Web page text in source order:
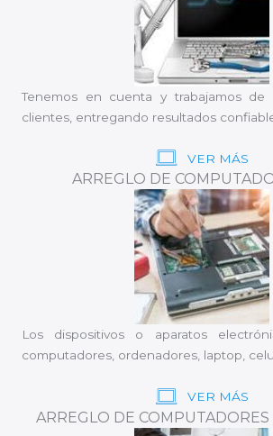
Tenemos en cuenta y trabajamos
clientes, entregando resultados
VER MÁS
ARREGLO DE
Los dispositivos o aparatos
computadores, ordenadores, laptop,
VER MÁS
ARREGLO DE